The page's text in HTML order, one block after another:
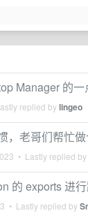
Manager 的一
replied bylingeo
，老哥们帮忙
• Lastly replied by
的 exports 进行
• Lastly replied by